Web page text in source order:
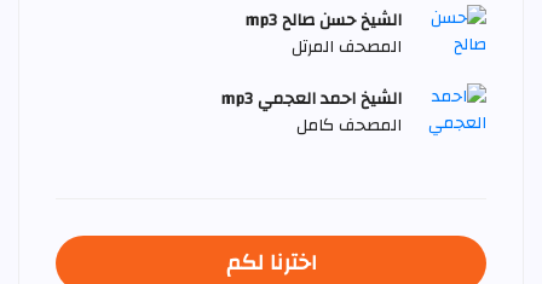
الشيخ حسن صالح mp3
المصحف المرتل
الشيخ احمد العجمي mp3
المصحف كامل
اخترنا لكم